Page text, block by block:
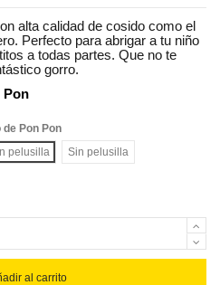
alta calidad de cosido como el
Perfecto para abrigar a tu niño
a todas partes. Que no te
gorro.
Pon
de Pon Pon
pelusilla
Sin pelusilla
al carrito